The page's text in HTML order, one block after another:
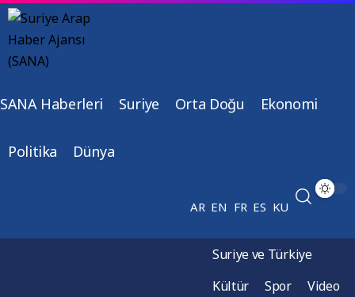
SANA Haberleri Suriye Orta Doğu Ekonomi
Politika Dünya
AR EN FR ES KU
Suriye ve Türkiye
Kültür
Spor
Video